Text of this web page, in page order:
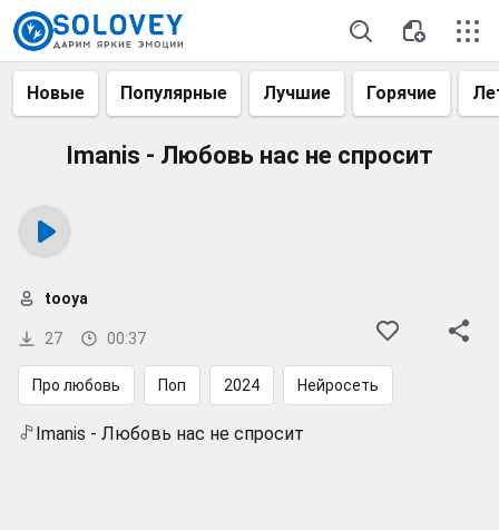
Новые Популярные Лучшие Горячие
Imanis - Любовь нас не спросит
27 00:37
tooya
Про любовь Поп 2024 Нейросеть
Imanis - Любовь нас не спросит